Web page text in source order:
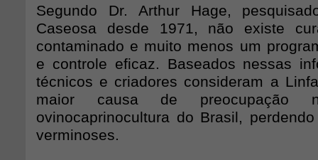
Segundo Dr. Arthur Hage,
Caseosa desde 1971, não existe
contaminado e muito menos um
e controle eficaz. Baseados nessas
técnicos e criadores consideram a
maior causa de preocupação
ovinocaprinocultura do Brasil,
verminoses.